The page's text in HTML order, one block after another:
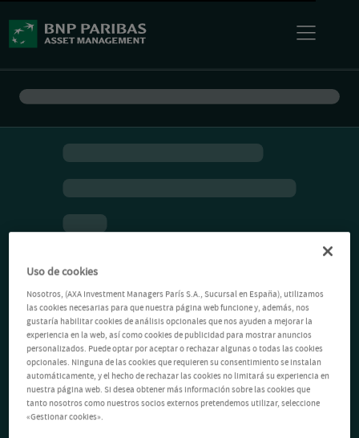
Uso de cookies
Nosotros, (AXA Investment Managers París S.A., Sucursal en España), utilizamos
las cookies necesarias para que nuestra página web funcione y, además, nos
gustaría habilitar cookies de análisis opcionales que nos ayuden a mejorar la
experiencia en la web, así como cookies de publicidad para mostrar anuncios
personalizados. Puede optar por aceptar o rechazar algunas o todas las cookies
opcionales. Ninguna de las cookies que requieren su consentimiento se instalan
automáticamente, y el hecho de rechazar las cookies no limitará su experiencia en
nuestra página web. Si desea obtener más información sobre las cookies que
tanto nosotros como nuestros socios externos pretendemos utilizar, seleccione
«Gestionar cookies».